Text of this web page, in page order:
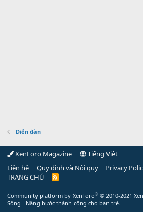
Diễn đàn
XenForo Magazine
Tiếng Việt
Liên hệ
Quy định và Nội quy Privacy
TRANG CHỦ
R
Community platform by XenForo® © 2010-2021
Sống - Nâng bước thành công cho bạn trẻ.